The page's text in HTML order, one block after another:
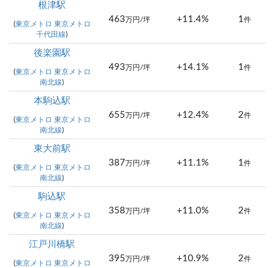
根津駅
(東京メトロ 東京メトロ
千代田線)
463 万円/坪 +11.4% 1件
後楽園駅
(東京メトロ 東京メトロ
南北線)
493 万円/坪 +14.1% 1件
本駒込駅
(東京メトロ 東京メトロ
南北線)
655 万円/坪 +12.4% 2件
東大前駅
(東京メトロ 東京メトロ
南北線)
387 万円/坪 +11.1% 1件
駒込駅
(東京メトロ 東京メトロ
南北線)
358 万円/坪 +11.0% 2件
江戸川橋駅
(東京メトロ 東京メトロ
395 万円/坪 +10.9% 2件